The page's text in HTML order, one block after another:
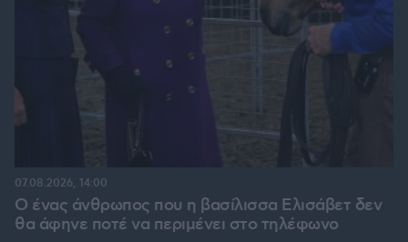
Ο ένας άνθρωπος που η βασίλισσα Ελισάβετ δεν
θα άφηνε ποτέ να περιμένει στο τηλέφωνο
07.08.2026, 14:00